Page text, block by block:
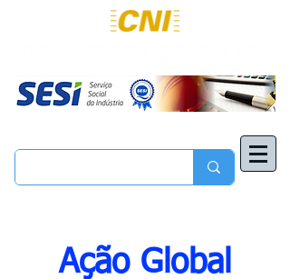
Ação Global